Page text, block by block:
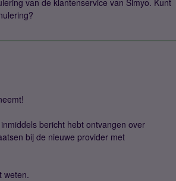
van de klantenservice van Simyo. Kunt
bericht hebt ontvangen over
bij de nieuwe provider met
weten.